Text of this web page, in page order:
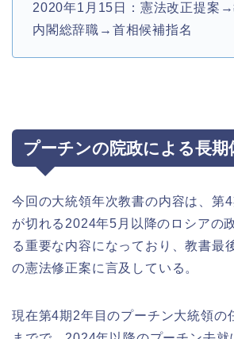
2020年1月15日：憲法改正提案→
内閣総辞職→首相候補指名
プーチンの院政による長期
今回の大統領年次教書の内容は、第
が切れる2024年5月以降のロシアの
る重要な内容になっており、教書最
の憲法修正案に言及している。
現在第4期2年目のプーチン大統領の